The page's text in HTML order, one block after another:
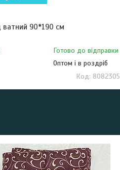
ватний 90*190 см
Готово до відправки
Оптом і в роздріб
8082305